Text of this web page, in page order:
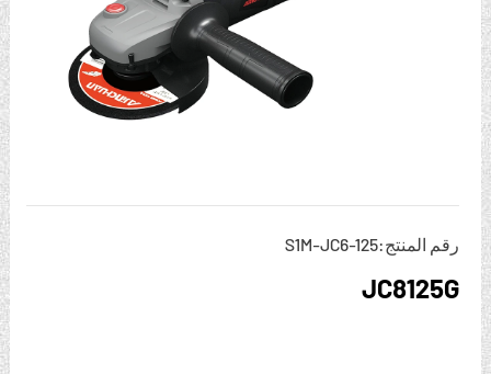
رقم المنتج:S1M-JC6-125
JC8125G